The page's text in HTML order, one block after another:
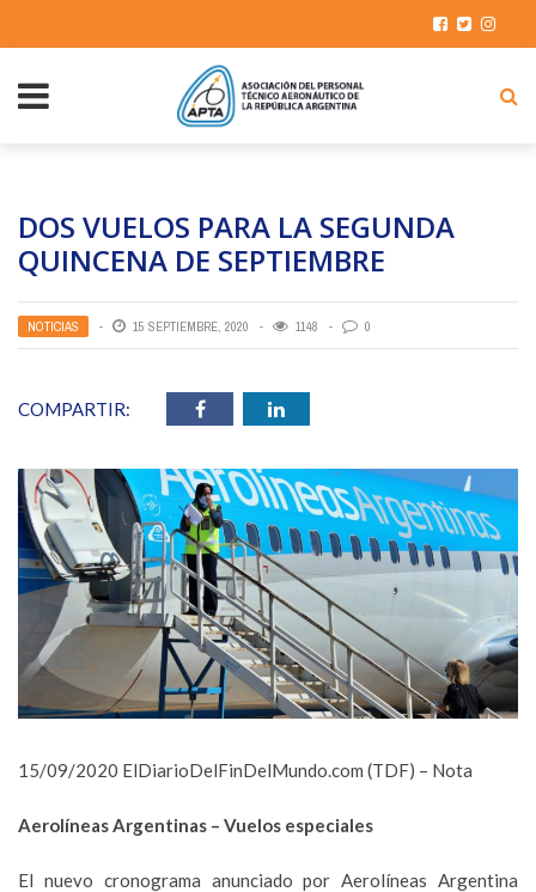
DOS VUELOS PARA LA SEGUNDA
QUINCENA DE SEPTIEMBRE
NOTICIAS 15 SEPTIEMBRE, 2020 1148 0
COMPARTIR:
15/09/2020 ElDiarioDelFinDelMundo.com (TDF) – Nota
Aerolíneas Argentinas – Vuelos especiales
El nuevo cronograma anunciado por Aerolíneas Argentina